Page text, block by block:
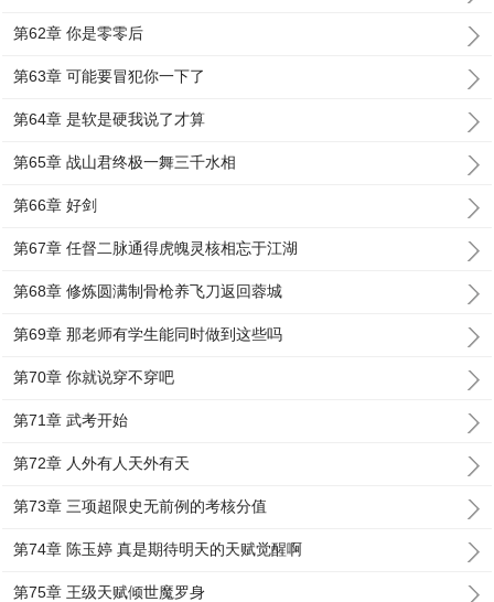
第62章 你是零零后
第63章 可能要冒犯你一下了
第64章 是软是硬我说了才算
第65章 战山君终极一舞三千水相
第66章 好剑
第67章 任督二脉通得虎魄灵核相忘于江湖
第68章 修炼圆满制骨枪养飞刀返回蓉城
第69章 那老师有学生能同时做到这些吗
第70章 你就说穿不穿吧
第71章 武考开始
第72章 人外有人天外有天
第73章 三项超限史无前例的考核分值
第74章 陈玉婷 真是期待明天的天赋觉醒啊
第75章 王级天赋倾世魔罗身